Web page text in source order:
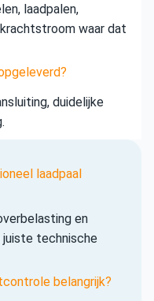
laadpalen,
waar dat
duidelijke
laadpaal
en
technische
belangrijk?